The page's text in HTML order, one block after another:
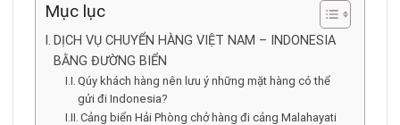
Mục lục
DỊCH VỤ CHUYỂN HÀNG VIỆT NAM – INDONESIA
BẰNG ĐƯỜNG BIỂN
Qúy khách hàng nên lưu ý những mặt hàng có thể
gửi đi Indonesia?
Cảng biển Hải Phòng chở hàng đi cảng Malahayati